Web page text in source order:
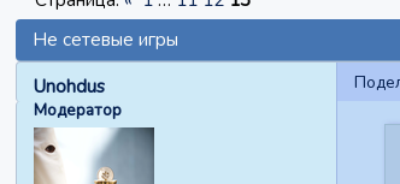
Не сетевые игры
Unohdus
Модератор